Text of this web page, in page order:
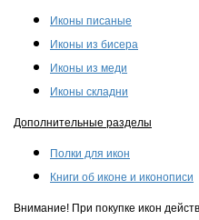
Иконы писаные
Иконы из бисера
Иконы из меди
Иконы складни
Дополнительные разделы
Полки для икон
Книги об иконе и иконописи
Внимание! При покупке икон